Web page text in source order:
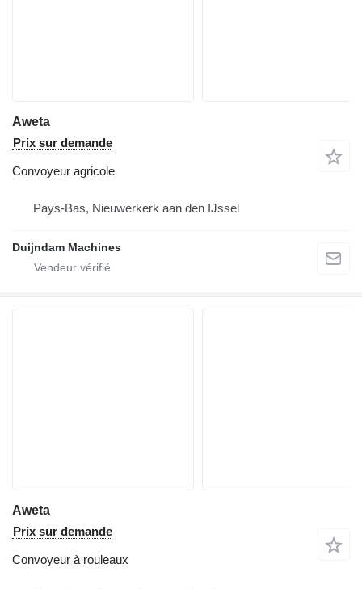
Aweta
Prix sur demande
Convoyeur agricole
Pays-Bas, Nieuwerkerk aan den IJssel
Duijndam Machines
Aweta
Prix sur demande
Convoyeur à rouleaux